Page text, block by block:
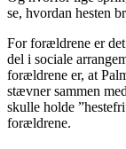
se, hvordan hesten
For forældrene er
del i sociale
forældrene er, at
stævner sammen
skulle holde
forældrene.